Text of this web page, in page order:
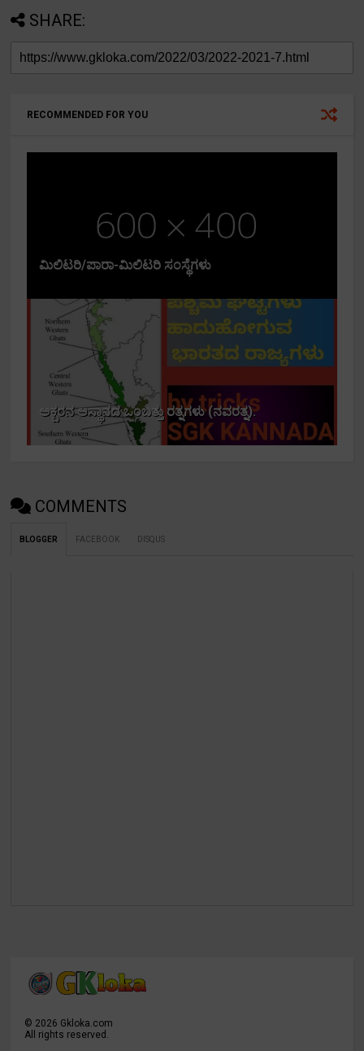
SHARE:
RECOMMENDED FOR YOU
ಮಿಲಿಟರಿ/ಪಾರಾ-ಮಿಲಿಟರಿ ಸಂಸ್ಥೆಗಳು
ಅಕ್ಬರನ ಆಸ್ಥಾನದ ಒಂಬತ್ತು ರತ್ನಗಳು (ನವರತ್ನ).
COMMENTS
BLOGGER FACEBOOK DISQUS
© 2026 Gkloka.com
All rights reserved.